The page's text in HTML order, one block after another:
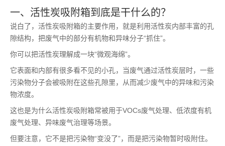
一、活性炭吸附箱到底是干什么的？
说白了，活性炭吸附箱的主要作用，就是利用活性炭内部丰富的孔
隙结构，把废气中的部分有机物和异味分子“抓住”。
你可以把活性炭理解成一块“微观海绵”。
它表面和内部有很多看不见的小孔，当废气通过活性炭层时，一些
污染物分子会被吸附在这些孔隙里，从而减少废气中的异味和污染
物浓度。
这也是为什么活性炭吸附箱常被用于VOCs废气处理、低浓度有机
废气处理、异味废气治理等场景。
但要注意，它不是把污染物“变没了”，而是把污染物暂时吸附住。